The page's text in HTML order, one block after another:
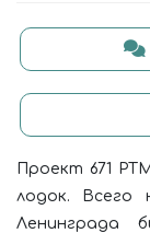
Проект 671
лодок. Всего
Ленинграда